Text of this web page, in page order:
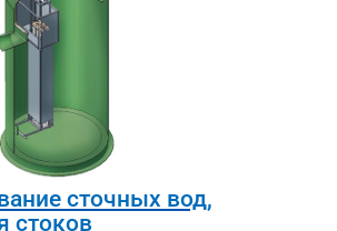
сточных вод,
стоков